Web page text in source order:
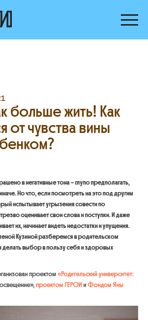
больше жить! Как
от чувства вины
в негативные тона – глупо предполагать,
Но что, если посмотреть на это под другим
испытывает угрызения совести по
оценивает свои слова и поступки. И даже
их, начинает видеть недостатки и упущения.
Кузиной разберемся в родительском
делать выбор в пользу себя и здоровых
проектом «Родительский университет:
проектом ГЕРОИиФондом Яны